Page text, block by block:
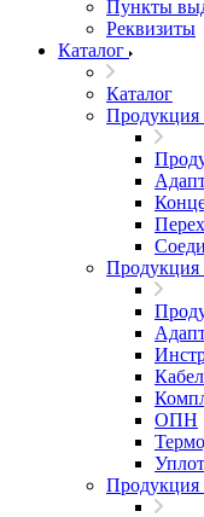
Пункты
Реквизиты
Каталог
Каталог
ОПН